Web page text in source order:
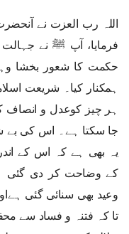
اللہ رب العزت نے
فرمایا، آپ ﷺ نے
حکمت کا شعور بخشا
ہمکنار کیا۔ شریعت
ہر چیز کوعدل و انصاف
جا سکتا ہے۔ اس کی بے
یہ بھی ہے کہ اس کے
کے وضاحت کر دی گئی
وعید بھی سنائی گئی
تا کہ فتنہ و فساد سے